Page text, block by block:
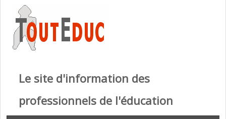
Le site d'information des
professionnels de l'éducation